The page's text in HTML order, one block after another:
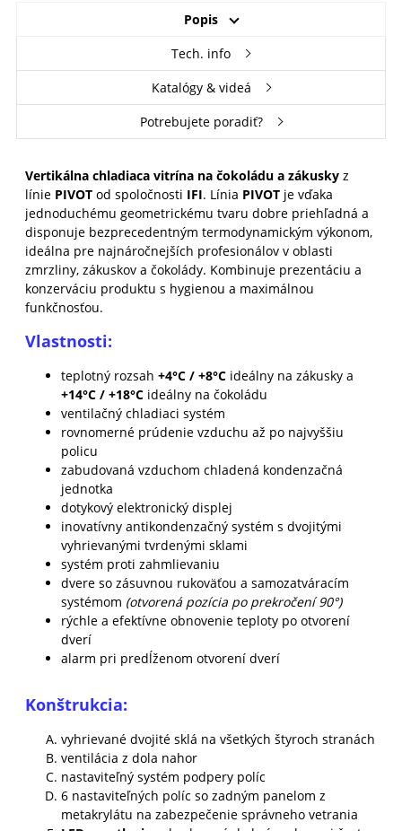
Popis
Tech. info
Katalógy & videá
Potrebujete poradiť?
Vertikálna chladiaca vitrína na čokoládu a zákusky z
línie PIVOT od spoločnosti IFI. Línia PIVOT je vďaka
jednoduchému geometrickému tvaru dobre priehľadná a
disponuje bezprecedentným termodynamickým výkonom,
ideálna pre najnáročnejších profesionálov v oblasti
zmrzliny, zákuskov a čokolády. Kombinuje prezentáciu a
konzerváciu produktu s hygienou a maximálnou
funkčnosťou.
Vlastnosti:
teplotný rozsah +4°C / +8°C ideálny na zákusky a
+14°C / +18°C ideálny na čokoládu
ventilačný chladiaci systém
rovnomerné prúdenie vzduchu až po najvyššiu
policu
zabudovaná vzduchom chladená kondenzačná
jednotka
dotykový elektronický displej
inovatívny antikondenzačný systém s dvojitými
vyhrievanými tvrdenými sklami
systém proti zahmlievaniu
dvere so zásuvnou rukoväťou a samozatváracím
systémom (otvorená pozícia po prekročení 90°)
rýchle a efektívne obnovenie teploty po otvorení
dverí
alarm pri predĺženom otvorení dverí
Konštrukcia:
vyhrievané dvojité sklá na všetkých štyroch stranách
ventilácia z dola nahor
nastaviteľný systém podpery políc
6 nastaviteľných políc so zadným panelom z
metakrylátu na zabezpečenie správneho vetrania